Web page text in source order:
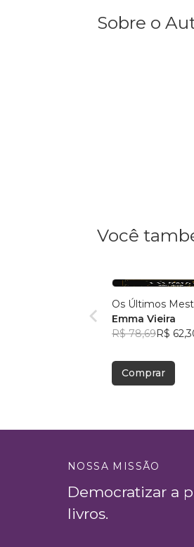
Sobre o
Você
Os Últimos
Emma Vieira
R$ 78,69R$
Comprar
NOSSA MISSÃO
Democratizar a
livros.